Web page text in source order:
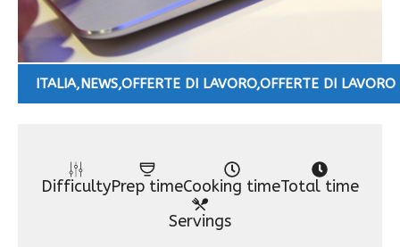
ITALIA,NEWS,OFFERTE DI LAVORO,OFFERTE DI LAVORO
DifficultyPrep timeCooking timeTotal time
Servings